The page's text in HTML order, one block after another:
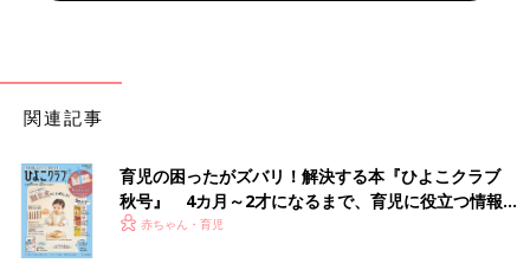
関連記事
育児の困ったがズバリ！解決する本『ひよこクラブ
秋号』 4カ月～2才になるまで、育児に役立つ情報が
いっぱい！
赤ちゃん・育児